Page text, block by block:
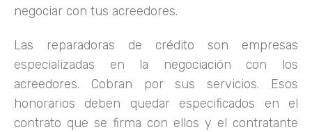
negociar con tus acreedores.
Las reparadoras de crédito son empresas
especializadas en la negociación con los
acreedores. Cobran por sus servicios. Esos
honorarios deben quedar especificados en el
contrato que se firma con ellos y el contratante